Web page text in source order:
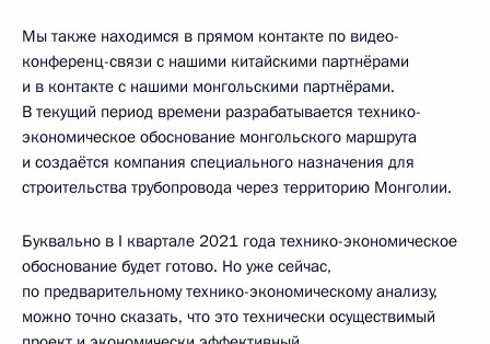
Мы также находимся в прямом контакте по видео-
конференц-связи с нашими китайскими партнёрами
и в контакте с нашими монгольскими партнёрами.
В текущий период времени разрабатывается технико-
экономическое обоснование монгольского маршрута
и создаётся компания специального назначения для
строительства трубопровода через территорию Монголии.
Буквально в I квартале 2021 года технико-экономическое
обоснование будет готово. Но уже сейчас,
по предварительному технико-экономическому анализу,
можно точно сказать, что это технически осуществимый